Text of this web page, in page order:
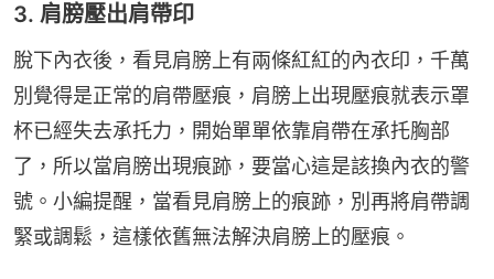
3. 肩膀壓出肩帶印
脫下內衣後，看見肩膀上有兩條紅紅的內衣印，千萬
別覺得是正常的肩帶壓痕，肩膀上出現壓痕就表示罩
杯已經失去承托力，開始單單依靠肩帶在承托胸部
了，所以當肩膀出現痕跡，要當心這是該換內衣的警
號。小編提醒，當看見肩膀上的痕跡，別再將肩帶調
緊或調鬆，這樣依舊無法解決肩膀上的壓痕。